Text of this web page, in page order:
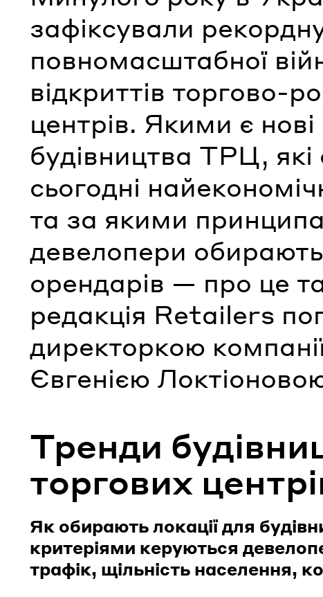
зафіксували
повномасштабної
відкриттів торгово-
центрів. Якими є
будівництва ТРЦ,
сьогодні
та за якими
девелопери
орендарів — про це
редакція Retailers
директоркою
Євгенією
Тренди
торгових
Як обирають локації для
критеріями керуються
трафік, щільність населення,